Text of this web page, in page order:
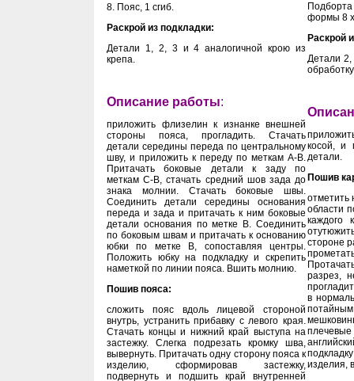
8. Пояс, 1 сгиб.
Раскрой из подкладки:
Детали 1, 2, 3 и 4 аналогичной крою из
крепа.
Описание работы:
приложить флизелин к изнанке внешней
стороны пояса, прогладить. Стачать
детали середины переда по центральному
шву, и приложить к переду по меткам А-В.
Притачать боковые детали к заду по
меткам С-В, стачать средний шов зада до
знака молнии. Стачать боковые швы.
Соединить детали середины основания
переда и зада и притачать к ним боковые
детали основания по метке В. Соединить
по боковым швам и притачать к основанию
юбки по метке В, сопоставляя центры.
Положить юбку на подкладку и скрепить
наметкой по линии пояса. Вшить молнию.
Пошив пояса:
сложить пояс вдоль лицевой стороной
внутрь, устранить прибавку с левого края.
Стачать концы и нижний край выступа на
застежку. Слегка подрезать кромку шва,
вывернуть. Притачать одну сторону пояса к
изделию, сформировав застежку,
подвернуть и подшить край внутренней
формы 8
Раскрой
Детали 2,
косой, и
детали.
Пошив
отметить
области
каждого
стороне
разрез,
в
изделия,